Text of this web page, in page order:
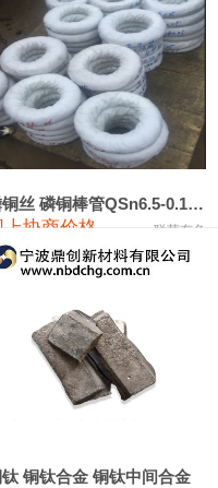
92,000 1,000
88,000 1,000
17,500 0
19,000 100
18,100 100
9,700
10,400
12,300 0
磷铜丝 磷铜棒管QSn6.5-0.1 7-0.2 8-0.3
上协商价格 联荣有色
铜钛合金 铜钛中间合金